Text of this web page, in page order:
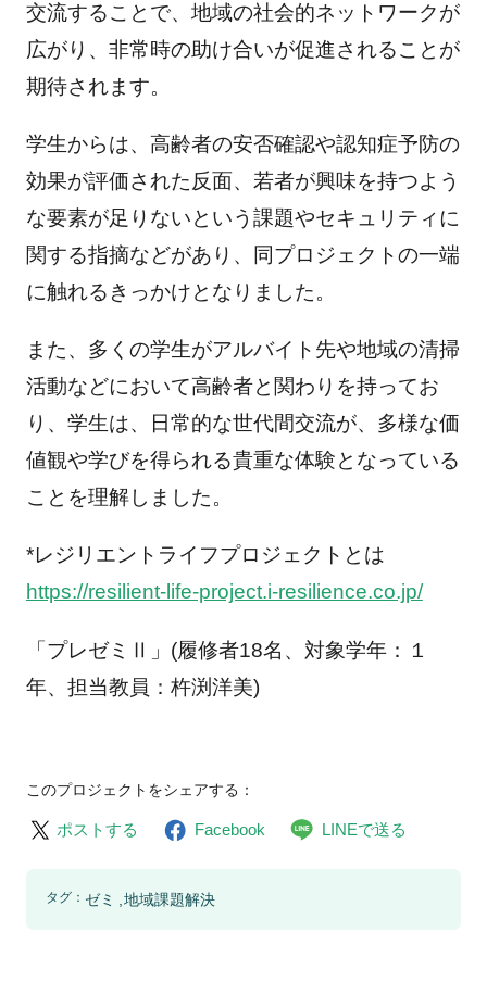
交流することで、地域の社会的ネットワークが
広がり、非常時の助け合いが促進されることが
期待されます。
学生からは、高齢者の安否確認や認知症予防の
効果が評価された反面、若者が興味を持つよう
な要素が足りないという課題やセキュリティに
関する指摘などがあり、同プロジェクトの一端
に触れるきっかけとなりました。
また、多くの学生がアルバイト先や地域の清掃
活動などにおいて高齢者と関わりを持ってお
り、学生は、日常的な世代間交流が、多様な価
値観や学びを得られる貴重な体験となっている
ことを理解しました。
*レジリエントライフプロジェクトとは
https://resilient-life-project.i-resilience.co.jp/
「プレゼミⅡ」(履修者18名、対象学年：１
年、担当教員：杵渕洋美)
このプロジェクトをシェアする：
ポストする Facebook LINEで送る
タグ： ゼミ 地域課題解決